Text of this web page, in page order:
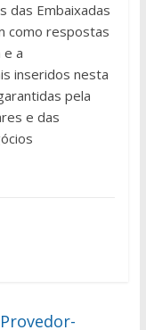
das Embaixadas
como respostas
a
inseridos nesta
pela
e das